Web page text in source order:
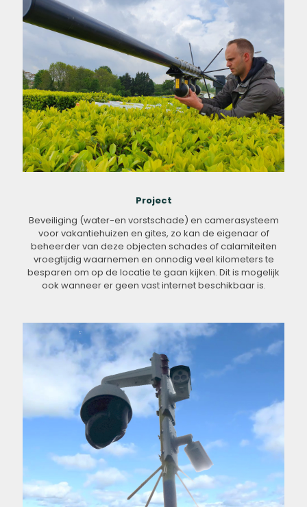
Project
Beveiliging (water-en vorstschade) en camerasysteem
voor vakantiehuizen en gites, zo kan de eigenaar of
beheerder van deze objecten schades of calamiteiten
vroegtijdig waarnemen en onnodig veel kilometers te
besparen om op de locatie te gaan kijken. Dit is mogelijk
ook wanneer er geen vast internet beschikbaar is.